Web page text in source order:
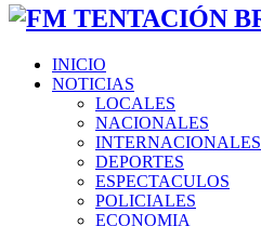
INICIO
NOTICIAS
LOCALES
NACIONALES
INTERNACIONALES
DEPORTES
ESPECTACULOS
POLICIALES
ECONOMIA